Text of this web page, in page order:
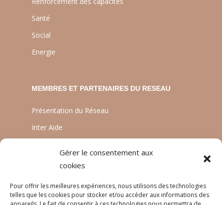
Gérer le consentement aux
cookies
Pour offrir les meilleures expériences, nous utilisons des technologies
telles que les cookies pour stocker et/ou accéder aux informations des
Santé
Social
Energie
MEMBRES ET PARTENAIRES DU RESEAU
Présentation du Réseau
Inter Aide
Planète Enfants & Développement